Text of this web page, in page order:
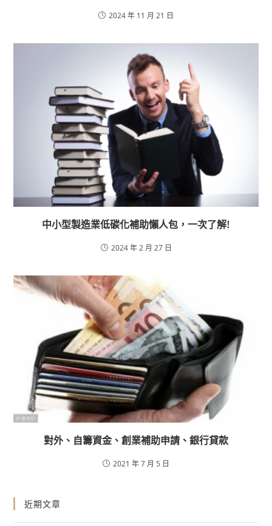
2024 年 11 月 21 日
中小型製造業低碳化補助懶人包，一次了解!
2024 年 2 月 27 日
對外、自籌資金、創業補助申請、銀行貸款
2021 年 7 月 5 日
近期文章